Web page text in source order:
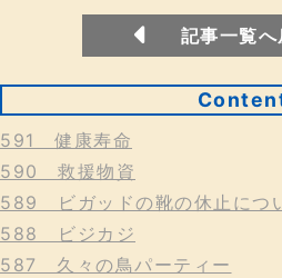
記事一覧へ
591 健康寿命
590 救援物資
589 ビガッドの靴の休止につ
588 ビジカジ
587 久々の鳥パーティー